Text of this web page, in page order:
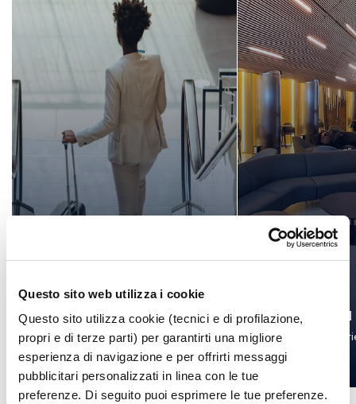
Questo sito web utilizza i cookie
Questo sito utilizza cookie (tecnici e di profilazione,
propri e di terze parti) per garantirti una migliore
esperienza di navigazione e per offrirti messaggi
pubblicitari personalizzati in linea con le tue
preferenze. Di seguito puoi esprimere le tue preferenze.
Fast track
Services